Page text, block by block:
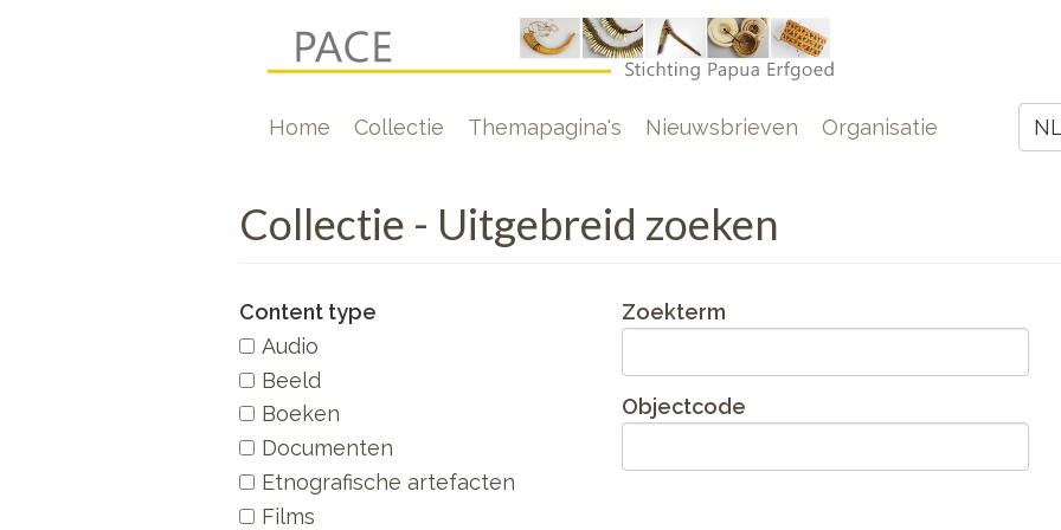
Hoofdnavigatie
Home Collectie Themapagina's Nieuwsbrieven Organisatie
Collectie - Uitgebreid zoeken
Content type
Audio
Beeld
Boeken
Documenten
Etnografische artefacten
Films
Zoekterm
Objectcode